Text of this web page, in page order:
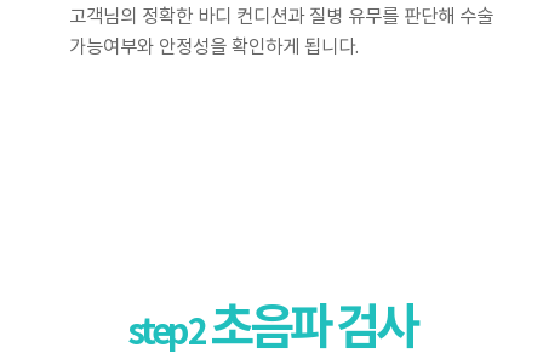
고객님의 정확한 바디 컨디션과 질병 유무를 판단해 수술
가능여부와 안정성을 확인하게 됩니다.
step 2초음파 검사